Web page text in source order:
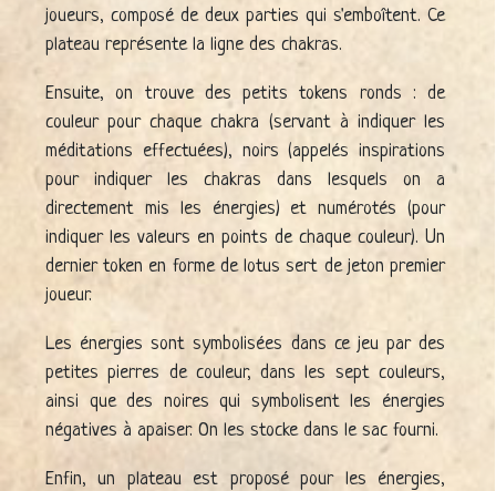
joueurs, composé de deux parties qui s'emboîtent. Ce
plateau représente la ligne des chakras.
Ensuite, on trouve des petits tokens ronds : de
couleur pour chaque chakra (servant à indiquer les
méditations effectuées), noirs (appelés inspirations
pour indiquer les chakras dans lesquels on a
directement mis les énergies) et numérotés (pour
indiquer les valeurs en points de chaque couleur). Un
dernier token en forme de lotus sert de jeton premier
joueur.
Les énergies sont symbolisées dans ce jeu par des
petites pierres de couleur, dans les sept couleurs,
ainsi que des noires qui symbolisent les énergies
négatives à apaiser. On les stocke dans le sac fourni.
Enfin, un plateau est proposé pour les énergies,